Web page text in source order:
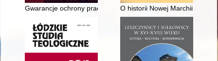
Gwarancje ochrony pracy w Konstytucji RP z 1997 r
O historii Nowej Marchii w